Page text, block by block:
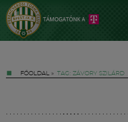
FŐOLDAL » TAG: ZÁVORY SZILÁRD